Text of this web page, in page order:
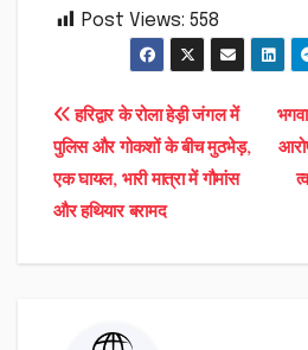
Post Views: 558
Post
navigation
हरिद्वार के रोला हेड़ी जंगल में
पुलिस और गोकशों के बीच मुठभेड़,
एक घायल, भारी मात्रा में गौमांस
और हथियार बरामद